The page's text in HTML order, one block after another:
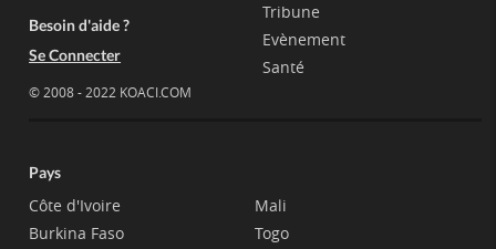
Besoin d'aide ?
Se Connecter
© 2008 - 2022 KOACI.COM
Tribune
Evènement
Santé
Pays
Côte d'Ivoire
Burkina Faso
Mali
Togo